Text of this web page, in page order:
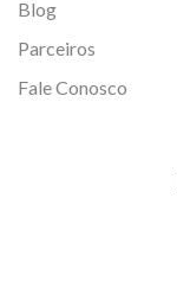
Blog
Parceiros
Fale Conosco